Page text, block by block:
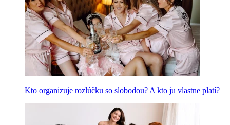
Kto organizuje rozlúčku so slobodou? A kto ju vlastne platí?